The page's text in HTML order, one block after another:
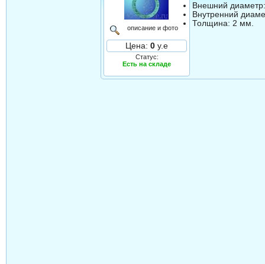
описание и фото
Цена: 0 у.е
Статус:
Есть на складе
Внешний
Внутренний
Толщина: 2 мм.